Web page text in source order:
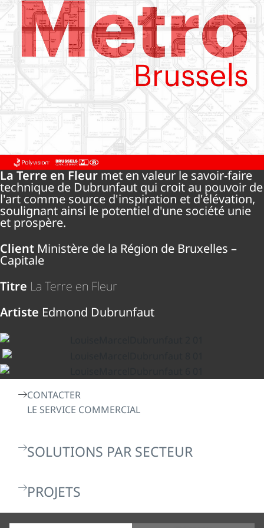
La Terre en Fleur met en valeur le savoir-faire
technique de Dubrunfaut qui croit au pouvoir de
l'art comme source d'inspiration et d'élévation,
soulignant ainsi le potentiel d'une société unie
et prospère.
Client Ministère de la Région de Bruxelles –
Capitale
Titre La Terre en Fleur
Artiste Edmond Dubrunfaut
CONTACTER
LE SERVICE COMMERCIAL
SOLUTIONS PAR SECTEUR
PROJETS